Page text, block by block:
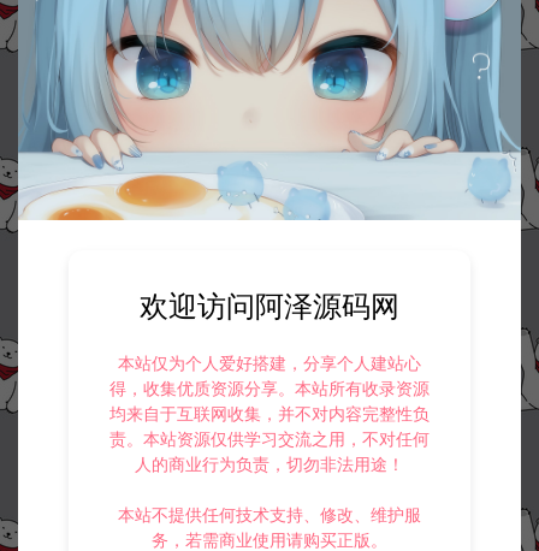
此资源仅限注册用户下载，请先 登录
欢迎访问阿泽源码网
本站仅为个人爱好搭建，分享个人建站心
得，收集优质资源分享。本站所有收录资源
均来自于互联网收集，并不对内容完整性负
责。本站资源仅供学习交流之用，不对任何
人的商业行为负责，切勿非法用途！
本站不提供任何技术支持、修改、维护服
务，若需商业使用请购买正版。